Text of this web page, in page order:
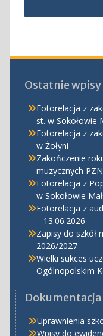
Ostatnie wpisy
Fotorelacja z
st. w Sokołowie
Fotorelacja z
w Żołyni
Zakończenie
muzycznych
Fotorelacja z
w Sokołowie
Fotorelacja z
– 13.06.2026
Zapisy do szkół
2026/2027
Wielki sukces
Ogólnopolskim
Dokumentacja
Uprawnienia
Wpisy do